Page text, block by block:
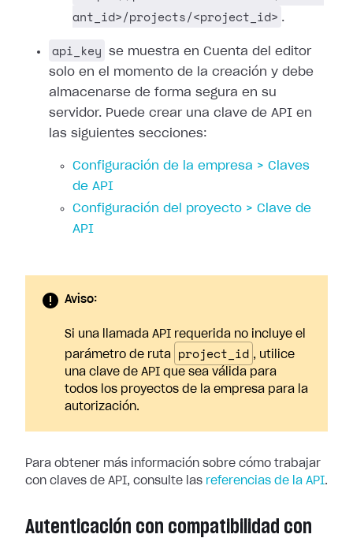
ant_id>/projects/<project_id> .
api_key
se muestra en Cuenta del editor
solo en el momento de la creación y debe
almacenarse de forma segura en su
servidor. Puede crear una clave de API en
las siguientes secciones:
Configuración de la empresa > Claves
de API
Configuración del proyecto > Clave de
API
Aviso:
Si una llamada API requerida no incluye el
parámetro de ruta
project_id , utilice
una clave de API que sea válida para
todos los proyectos de la empresa para la
autorización.
Para obtener más información sobre cómo trabajar
con claves de API, consulte las referencias de la API.
Autenticación con compatibilidad con